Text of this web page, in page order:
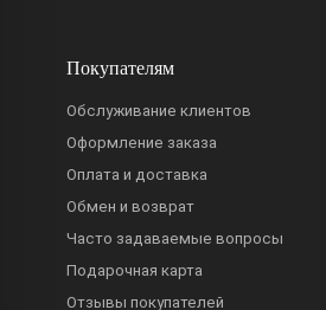
Покупателям
Обслуживание клиентов
Оформление заказа
Оплата и доставка
Обмен и возврат
Часто задаваемые вопросы
Подарочная карта
Отзывы покупателей